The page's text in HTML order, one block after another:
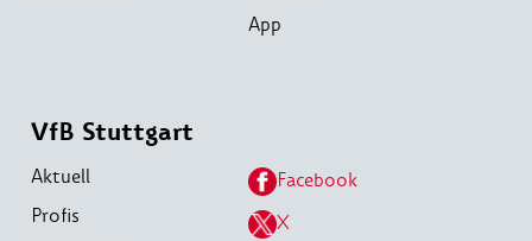
App
VfB Stuttgart
Aktuell
Profis
Facebook
X